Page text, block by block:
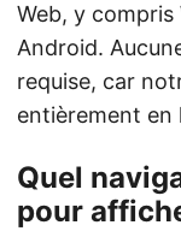
Web, y compris
Android.
requise, car
entièrement en
Quel
pour